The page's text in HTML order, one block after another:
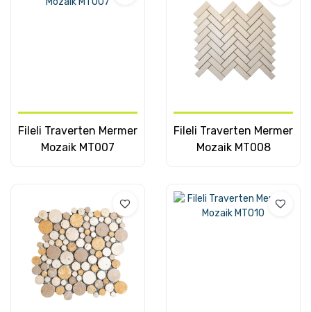
Fileli Traverten Mermer
Mozaik MT007
Fileli Traverten Mermer
Mozaik MT008